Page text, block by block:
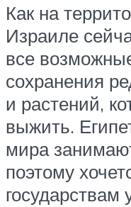
Как на
Израиле
все
сохранения
и растений,
выжить.
мира
поэтому
государствам